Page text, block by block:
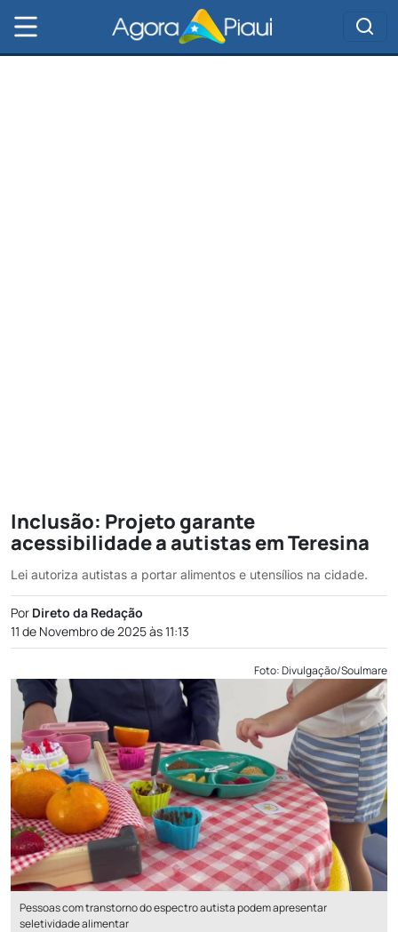
Inclusão: Projeto garante
acessibilidade a autistas em Teresina
Lei autoriza autistas a portar alimentos e utensílios na cidade.
Por Direto da Redação
11 de Novembro de 2025 às 11:13
Foto: Divulgação/Soulmare
Pessoas com transtorno do espectro autista podem apresentar
seletividade alimentar